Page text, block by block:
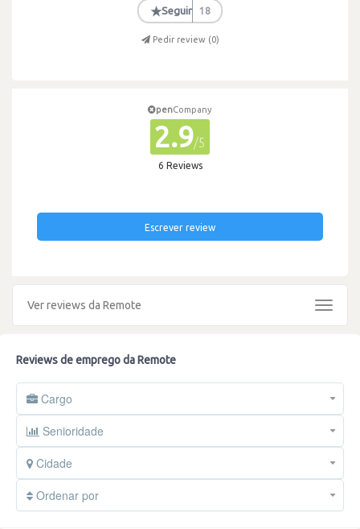
★Seguir 18
Pedir review (0)
penCompany
2.9/5
6 Reviews
Escrever review
Ver reviews da Remote
Toggle
Reviews de emprego da Remote
Cargo
Senioridade
Cidade
Ordenar por